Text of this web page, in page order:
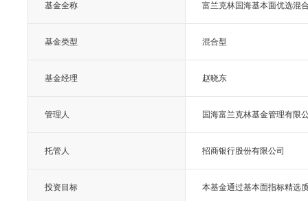
基金全称 富兰克林国海基本面优选混
基金类型 混合型
基金经理 赵晓东
管理人 国海富兰克林基金管理有限
托管人 招商银行股份有限公司
投资目标 本基金通过基本面指标精选